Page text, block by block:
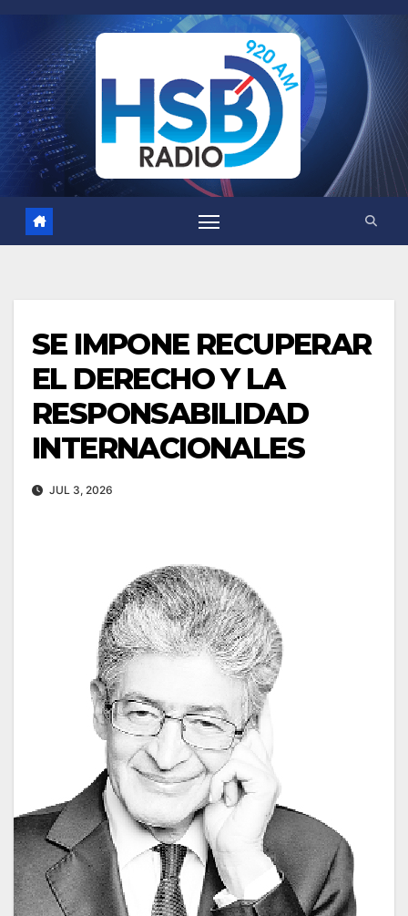
contenido
SE IMPONE RECUPERAR
EL DERECHO Y LA
RESPONSABILIDAD
INTERNACIONALES
JUL 3, 2026